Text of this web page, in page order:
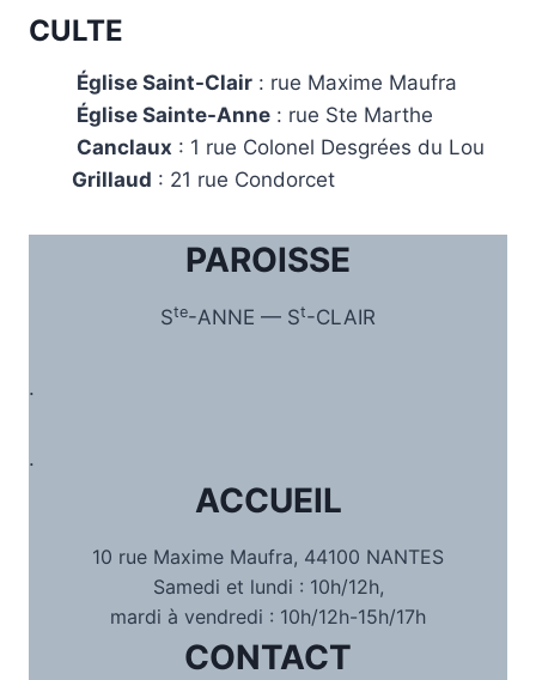
CULTE
Église Saint-Clair : rue Maxime Maufra
Église Sainte-Anne : rue Ste Marthe
Canclaux : 1 rue Colonel Desgrées du Lou
Grillaud : 21 rue Condorcet
PAROISSE
Ste-ANNE — St-CLAIR
.
.
ACCUEIL
10 rue Maxime Maufra, 44100 NANTES
Samedi et lundi : 10h/12h,
mardi à vendredi : 10h/12h-15h/17h
CONTACT